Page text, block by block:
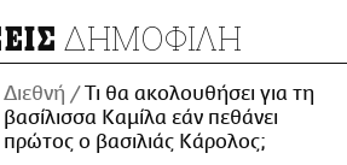
ΔΗΜΟΦΙΛΗ
Διεθνή
Τι θα ακολουθήσει για τη
βασίλισσα Καμίλα εάν πεθάνει
πρώτος ο βασιλιάς Κάρολος;